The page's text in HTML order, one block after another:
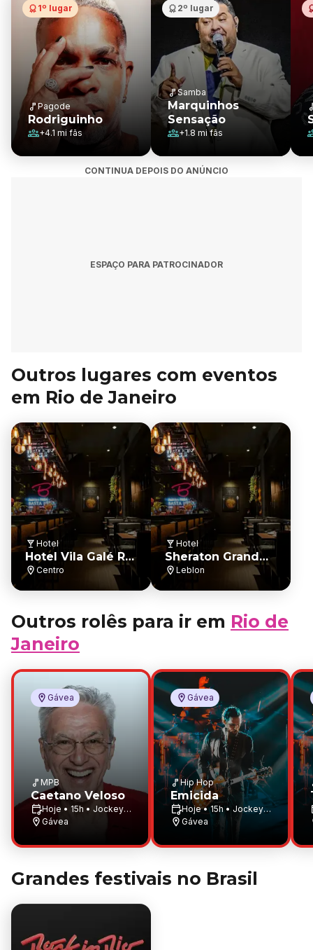
1º lugar
Pagode
Rodriguinho
+4.1 mi fãs
2º lugar
Samba
Marquinhos
Sensação
+1.8 mifãs
CONTINUA DEPOIS DO ANÚNCIO
ESPAÇO PARA PATROCINADOR
Outros lugares com eventos
em Rio de Janeiro
Hotel
Hotel Vila Galé Rio
de Janeiro
Centro
Hotel
Sheraton Grand
Rio Hotel & Resort
Leblon
Outros rolês para ir em Rio de
Janeiro
Gávea
MPB
Caetano Veloso
Hoje • 15h • Jockey
Club Brasileiro
Gávea
Gávea
Hip Hop
Emicida
Hoje • 15h • Jockey
Club Brasileiro
Gávea
Grandes festivais no Brasil